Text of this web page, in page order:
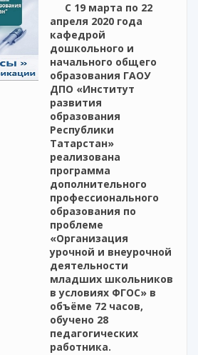
С 19 марта по 22
апреля 2020 года
кафедрой
дошкольного и
начального общего
образования ГАОУ
ДПО «Институт
развития
образования
Республики
Татарстан»
реализована
программа
дополнительного
профессионального
образования по
проблеме
«Организация
урочной и внеурочной
деятельности
младших школьников
в условиях ФГОС» в
объёме 72 часов,
обучено 28
педагогических
работника.